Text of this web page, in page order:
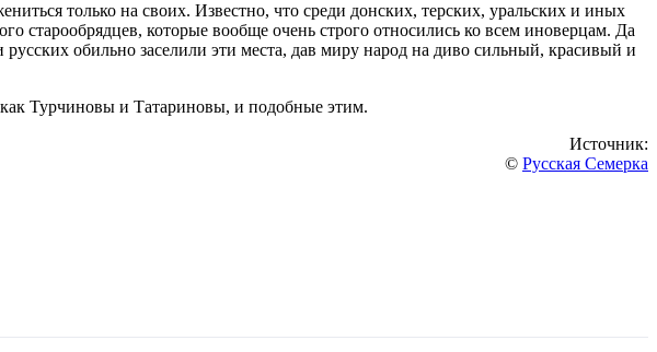
только на своих. Известно, что среди донских, терских, уральских и иных
старообрядцев, которые вообще очень строго относились ко всем иноверцам. Да
обильно заселили эти места, дав миру народ на диво сильный, красивый и
как Турчиновы и Татариновы, и подобные этим.
Источник:
© Русская Семерка